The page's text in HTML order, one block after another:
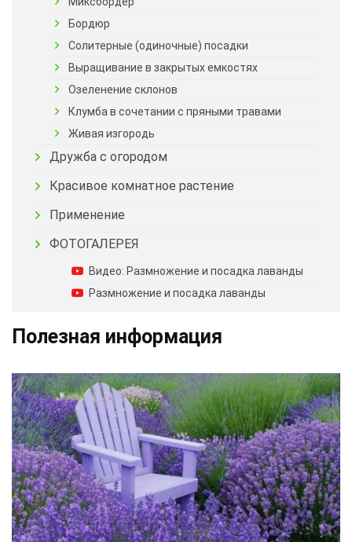
Бордюр
Солитерные (одиночные) посадки
Выращивание в закрытых емкостях
Озеленение склонов
Клумба в сочетании с пряными травами
Живая изгородь
Дружба с огородом
Красивое комнатное растение
Применение
ФОТОГАЛЕРЕЯ
Видео: Размножение и посадка лаванды
Размножение и посадка лаванды
Полезная информация